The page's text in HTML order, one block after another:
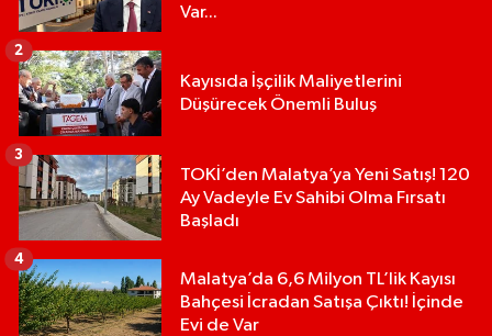
Var...
Kayısıda İşçilik Maliyetlerini
Düşürecek Önemli Buluş
2
TOKİ’den Malatya’ya Yeni Satış! 120
Ay Vadeyle Ev Sahibi Olma Fırsatı
Başladı
3
Malatya’da 6,6 Milyon TL’lik Kayısı
Bahçesi İcradan Satışa Çıktı! İçinde
Evi de Var
4